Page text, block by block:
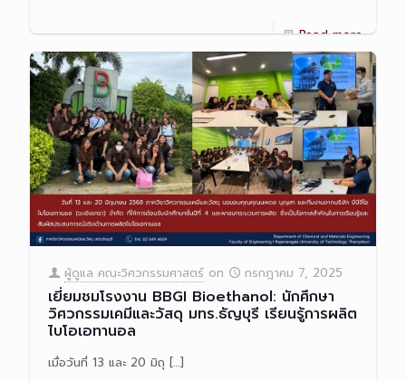
Read more
ผู้ดูแล คณะวิศวกรรมศาสตร์ on กรกฎาคม 7, 2025
เยี่ยมชมโรงงาน BBGI Bioethanol: นักศึกษา
วิศวกรรมเคมีและวัสดุ มทร.ธัญบุรี เรียนรู้การผลิต
ไบโอเอทานอล
เมื่อวันที่ 13 และ 20 มิถุ […]